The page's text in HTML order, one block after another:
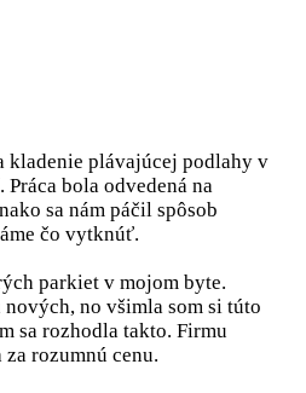
kladenie plávajúcej podlahy v
bola odvedená na
sa nám páčil spôsob
čo vytknúť.
parkiet v mojom byte.
no všimla som si túto
sa rozhodla takto. Firmu
rozumnú cenu.